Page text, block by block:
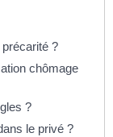
?
chômage
?
le privé ?